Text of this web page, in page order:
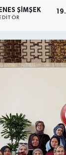
ENES ŞIMŞEK
EDITÖR